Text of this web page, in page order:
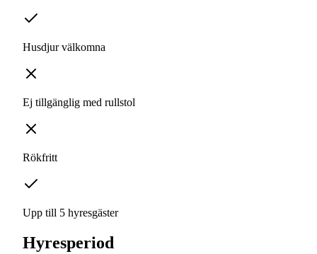
Husdjur välkomna
Ej tillgänglig med rullstol
Rökfritt
Upp till 5 hyresgäster
Hyresperiod